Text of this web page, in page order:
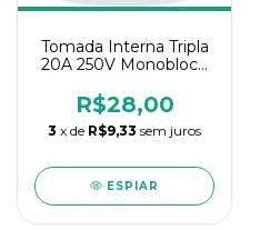
Tomada Interna Tripla
20A 250V Monobloco
R$28,00
3 x de R$9,33 sem juros
ESPIAR